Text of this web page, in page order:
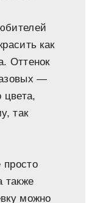
как
Оттенок
—
цвета,
так
просто
также
можно